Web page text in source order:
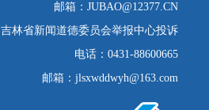
邮箱：JUBAO@12377.CN
吉林省新闻道德委员会举报中心投诉
电话：0431-88600665
邮箱：jlsxwddwyh@163.com